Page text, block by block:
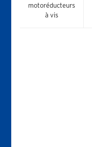
motoréducteurs
à vis